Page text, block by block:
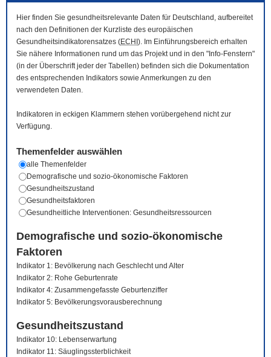
Hier finden Sie gesundheitsrelevante Daten für Deutschland, aufbereitet
nach den Definitionen der Kurzliste des europäischen
Gesundheitsindikatorensatzes (ECHI ). Im Einführungsbereich erhalten
Sie nähere Informationen rund um das Projekt und in den "Info-Fenstern"
(in der Überschrift jeder der Tabellen) befinden sich die Dokumentation
des entsprechenden Indikators sowie Anmerkungen zu den
verwendeten Daten.
Indikatoren in eckigen Klammern stehen vorübergehend nicht zur
Verfügung.
Themenfelder auswählen
alle Themenfelder
Demografische und sozio-ökonomische Faktoren
Gesundheitszustand
Gesundheitsfaktoren
Gesundheitliche Interventionen: Gesundheitsressourcen
Demografische und sozio-ökonomische
Faktoren
Indikator 1: Bevölkerung nach Geschlecht und Alter
Indikator 2: Rohe Geburtenrate
Indikator 4: Zusammengefasste Geburtenziffer
Indikator 5: Bevölkerungsvorausberechnung
Gesundheitszustand
Indikator 10: Lebenserwartung
Indikator 11: Säuglingssterblichkeit